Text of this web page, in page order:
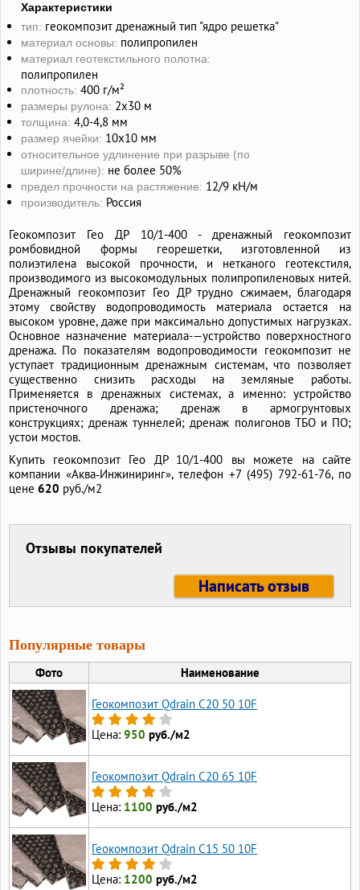
Характеристики
тип: геокомпозит дренажный тип "ядро решетка"
материал основы: полипропилен
материал геотекстильного полотна:
полипропилен
плотность: 400 г/м²
размеры рулона: 2х30 м
толщина: 4,0-4,8 мм
размер ячейки: 10х10 мм
относительное удлинение при разрыве (по
ширине/длине): не более 50%
предел прочности на растяжение: 12/9 кН/м
производитель: Россия
Геокомпозит Гео ДР 10/1-400 - дренажный геокомпозит
ромбовидной формы георешетки, изготовленной из
полиэтилена высокой прочности, и нетканого геотекстиля,
производимого из высокомодульных полипропиленовых нитей.
Дренажный геокомпозит Гео ДР трудно сжимаем, благодаря
этому свойству водопроводимость материала остается на
высоком уровне, даже при максимально допустимых нагрузках.
Основное назначение материала-—устройство поверхностного
дренажа. По показателям водопроводимости геокомпозит не
уступает традиционным дренажным системам, что позволяет
существенно снизить расходы на земляные работы.
Применяется в дренажных системах, а именно: устройство
пристеночного дренажа; дренаж в армогрунтовых
конструкциях; дренаж туннелей; дренаж полигонов ТБО и ПО;
устои мостов.
Купить геокомпозит Гео ДР 10/1-400 вы можете на сайте
компании «Аква‑Инжиниринг», телефон +7 (495) 792-61-76,по
цене 620 руб./м2
Отзывы покупателей
Написать отзыв
Популярные товары
Фото Наименование
Геокомпозит Qdrain C20 50 10F
Цена: 950 руб./м2
Геокомпозит Qdrain C20 65 10F
Цена: 1100 руб./м2
Геокомпозит Qdrain C15 50 10F
Цена: 1200 руб./м2